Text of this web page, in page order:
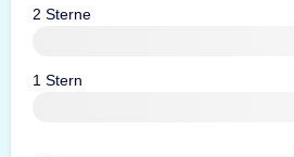
2 Sterne
1 Stern